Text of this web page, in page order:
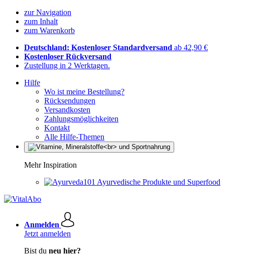
zur Navigation
zum Inhalt
zum Warenkorb
Deutschland: Kostenloser Standardversand ab 42,90 €
Kostenloser Rückversand
Zustellung in 2 Werktagen.
Hilfe
Wo ist meine Bestellung?
Rücksendungen
Versandkosten
Zahlungsmöglichkeiten
Kontakt
Alle Hilfe-Themen
Mehr Inspiration
Ayurvedische Produkte und Superfood
Anmelden
Jetzt anmelden
Bist du neu hier?